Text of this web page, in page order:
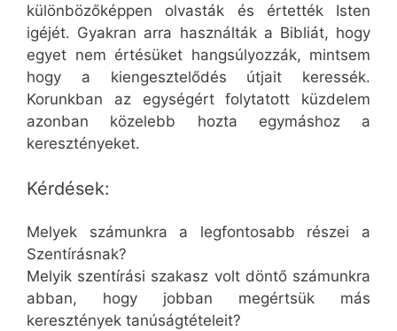
különbözőképpen olvasták és értették Isten
igéjét. Gyakran arra használták a Bibliát, hogy
egyet nem értésüket hangsúlyozzák, mintsem
hogy a kiengesztelődés útjait keressék.
Korunkban az egységért folytatott küzdelem
azonban közelebb hozta egymáshoz a
keresztényeket.
Kérdések:
Melyek számunkra a legfontosabb részei a
Szentírásnak?
Melyik szentírási szakasz volt döntő számunkra
abban, hogy jobban megértsük más
keresztények tanúságtételeit?